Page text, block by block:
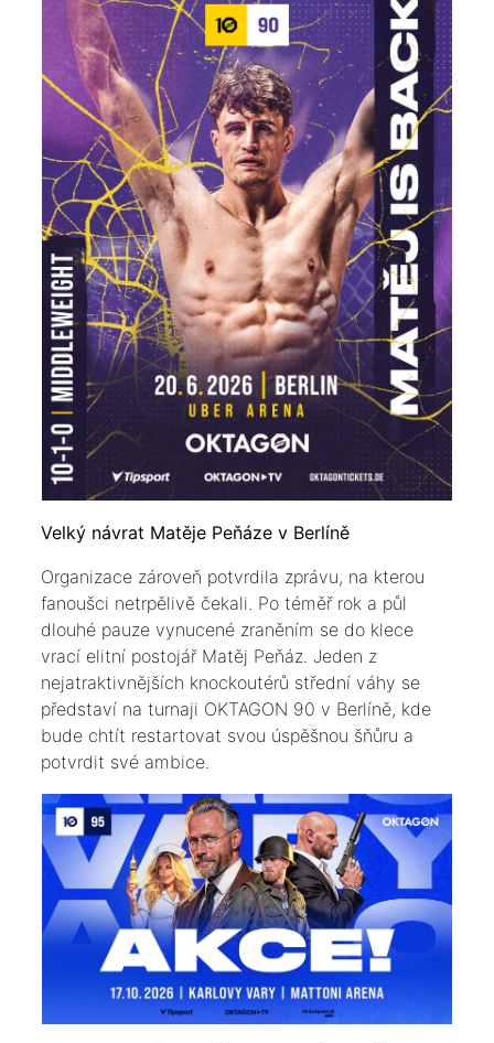
Velký návrat Matěje Peňáze v Berlíně
Organizace zároveň potvrdila zprávu, na kterou
fanoušci netrpělivě čekali. Po téměř rok a půl
dlouhé pauze vynucené zraněním se do klece
vrací elitní postojář Matěj Peňáz. Jeden z
nejatraktivnějších knockoutérů střední váhy se
představí na turnaji OKTAGON 90 v Berlíně, kde
bude chtít restartovat svou úspěšnou šňůru a
potvrdit své ambice.